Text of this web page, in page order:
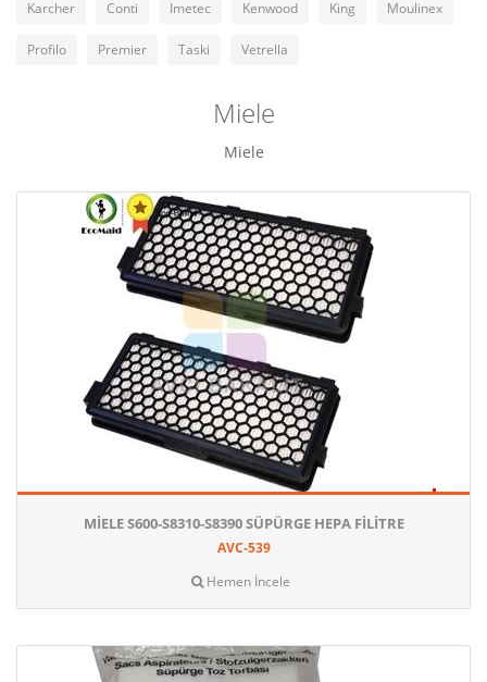
Karcher Conti Imetec Kenwood King Moulinex
Profilo Premier Taski Vetrella
Miele
Miele
MIELE S600-S8310-S8390 SÜPÜRGE HEPA FILITRE
AVC-539
Hemen İncele